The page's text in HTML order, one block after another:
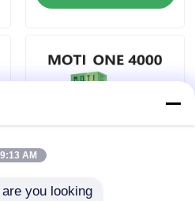
MOTI ONE PODS -
9:13 AM
you looking